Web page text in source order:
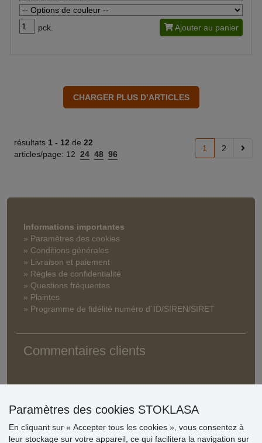
pck. Ajouter au panier
résultats 1 - 12 de 22
articles/page: 12 24 48 96
1 2
Informations importantes
» Paramètres des cookies
» Conditions générales
» Livraison et paiement
» Règles de confidentialité
» Questions fréquentes
» Plaintes
» Programme de fidélité numéro d´ID/SIREN/SIRET
Commentaires clients
Paramètres des cookies STOKLASA
En cliquant sur « Accepter tous les cookies », vous consentez à
leur stockage sur votre appareil, ce qui facilitera la navigation sur